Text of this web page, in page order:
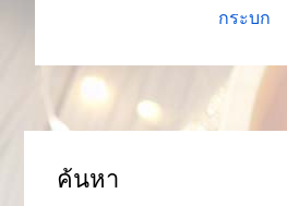
กระบก
ค้นหา